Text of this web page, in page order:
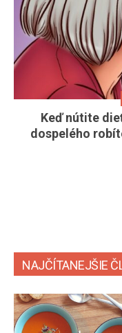
Keď nútite
dospelého
NAJČÍTANEJŠIE